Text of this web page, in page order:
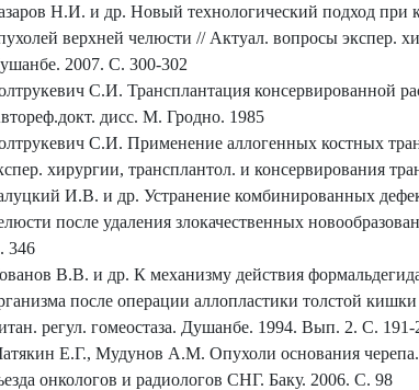
Н.И. и др. Новый технологический подход при
верхней челюсти // Актуал. вопросы экспер.
2007. С. 300-302
С.И. Трансплантация консервированной
дисc. М. Гродно. 1985
С.И. Применение аллогенных костных
хирургии, трансплантол. и консервирования
И.В. и др. Устранение комбинированных
после удаления злокачественных
346
В.В. и др. К механизму действия
после операции аллопластики толстой
регул. гомеостаза. Душанбе. 1994. Вып. 2. С. 191-
Е.Г., Мудунов А.М. Опухоли основания
онкологов и радиологов СНГ. Баку. 2006. С. 98